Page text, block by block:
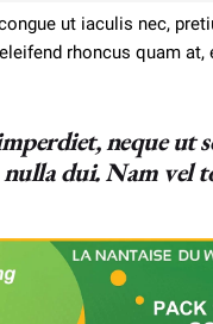
ut iaculis nec,
rhoncus quam at,
neque ut
dui. Nam vel